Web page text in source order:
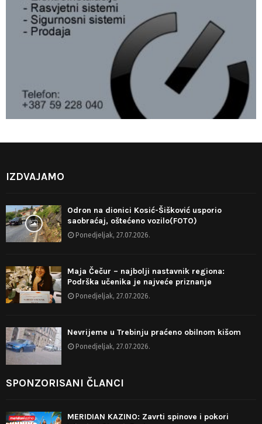
IZDVAJAMO
Odron na dionici Kosić-Šišković usporio
saobraćaj, oštećeno vozilo(FOTO)
Ponedjeljak, 27.07.2026.
Maja Čečur – najbolji nastavnik regiona:
Podrška učenika je najveće priznanje
Ponedjeljak, 27.07.2026.
Nevrijeme u Trebinju praćeno obilnom kišom
Ponedjeljak, 27.07.2026.
SPONZORISANI ČLANCI
MERIDIAN KAZINO: Zavrti spinove i pokori